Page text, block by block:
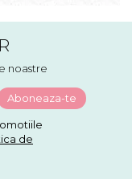
noastre
de